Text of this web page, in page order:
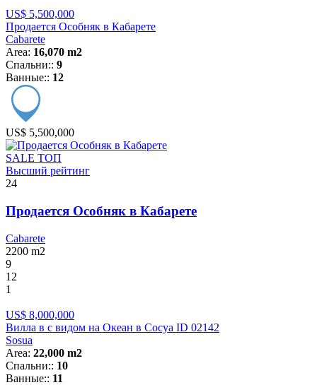
US$ 5,500,000
Продается Особняк в Кабарете
Cabarete
Area: 16,070 m2
Спальни:: 9
Ванные:: 12
US$ 5,500,000
SALE ТОП
Высший рейтинг
24
Продается Особняк в Кабарете
Cabarete
2200 m2
9
12
1
US$ 8,000,000
Вилла в с видом на Океан в Сосуа ID 02142
Sosua
Area: 22,000 m2
Спальни:: 10
Ванные:: 11